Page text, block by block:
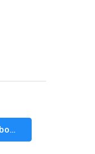
Facebook Messenger